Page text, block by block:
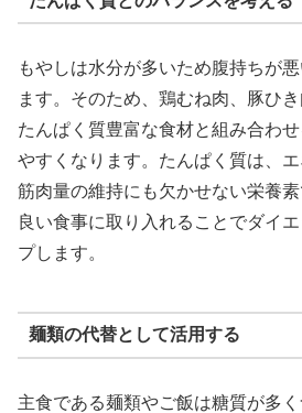
もやしは水分が多いため腹持ちが
ます。そのため、鶏むね肉、豚ひ
たんぱく質豊富な食材と組み合わ
やすくなります。たんぱく質は、エ
筋肉量の維持にも欠かせない栄養
良い食事に取り入れることでダイ
プします。
麺類の代替として活用する
主食である麺類やご飯は糖質が多